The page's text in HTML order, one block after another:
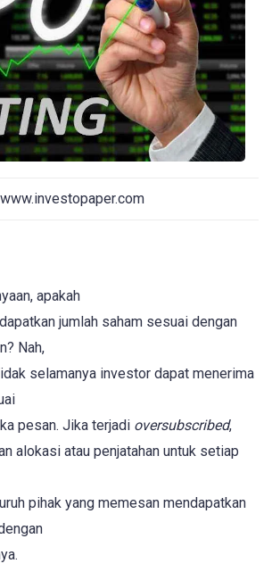
www.investopaper.com
apakah
jumlah saham sesuai dengan
Nah,
selamanya investor dapat menerima
pesan. Jika terjadi oversubscribed,
alokasi atau penjatahan untuk setiap
pihak yang memesan mendapatkan